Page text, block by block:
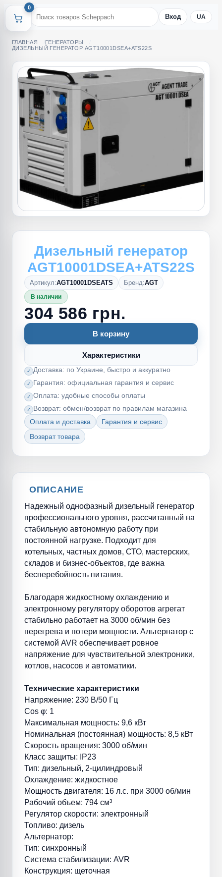
0
Вход UA
ГЛАВНАЯ
ГЕНЕРАТОРЫ
ДИЗЕЛЬНЫЙ ГЕНЕРАТОР AGT10001DSEA+ATS22S
Дизельный генератор
AGT10001DSEA+ATS22S
Артикул:AGT10001DSEATS Бренд:AGT
В наличии
304 586 грн.
В корзину
Характеристики
Доставка: по Украине, быстро и аккуратно
Гарантия: официальная гарантия и сервис
Оплата: удобные способы оплаты
Возврат: обмен/возврат по правилам магазина
Оплата и доставка
Гарантия и сервис
Возврат товара
ОПИСАНИЕ
Надежный однофазный дизельный генератор
профессионального уровня, рассчитанный на
стабильную автономную работу при
постоянной нагрузке. Подходит для
котельных, частных домов, СТО, мастерских,
складов и бизнес-объектов, где важна
бесперебойность питания.
Благодаря жидкостному охлаждению и
электронному регулятору оборотов агрегат
стабильно работает на 3000 об/мин без
перегрева и потери мощности. Альтернатор с
системой AVR обеспечивает ровное
напряжение для чувствительной электроники,
котлов, насосов и автоматики.
Технические характеристики
Напряжение: 230 В/50 Гц
Cos φ: 1
Максимальная мощность: 9,6 кВт
Номинальная (постоянная) мощность: 8,5 кВт
Скорость вращения: 3000 об/мин
Класс защиты: IP23
Тип: дизельный, 2-цилиндровый
Охлаждение: жидкостное
Мощность двигателя: 16 л.с. при 3000 об/мин
Рабочий объем: 794 см³
Регулятор скорости: электронный
Топливо: дизель
Альтернатор:
Тип: синхронный
Система стабилизации: AVR
Конструкция: щеточная